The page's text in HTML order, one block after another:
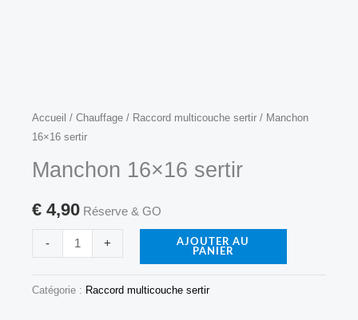
Accueil / Chauffage / Raccord multicouche sertir / Manchon
16×16 sertir
Manchon 16×16 sertir
€ 4,90 Réserve & GO
-
quantité
de
Manchon
sertir
+
AJOUTER AU
PANIER
Catégorie : Raccord multicouche sertir